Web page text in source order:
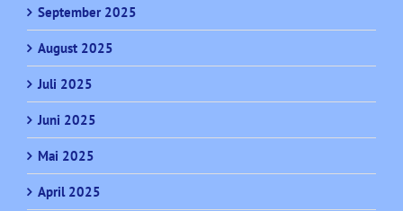
September 2025
August 2025
Juli 2025
Juni 2025
Mai 2025
April 2025